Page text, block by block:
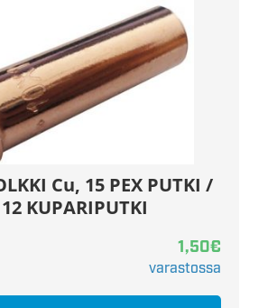
Cu, 15 PEX PUTKI /
12 KUPARIPUTKI
1,50€
varastossa